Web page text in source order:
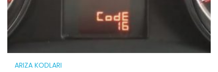
ARIZA KODLARI